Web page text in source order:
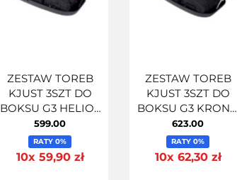
ZESTAW TOREB
KJUST 3SZT DO
BOKSU G3 HELIOS
400
599.00
RATY 0%
10x 59,90 zł
ZESTAW TOREB
KJUST 3SZT DO
BOKSU G3 KRONO
400
623.00
RATY 0%
10x 62,30 zł